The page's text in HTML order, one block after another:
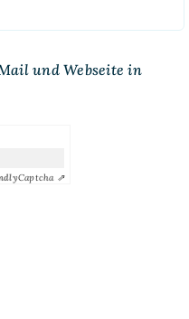
und Webseite in
Captcha ⇗